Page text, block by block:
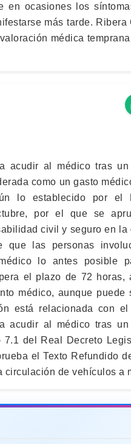
en ocasiones los
más tarde. Ribera
médica
acudir al médico tras
como un gasto
lo establecido por el
por el que se
civil y seguro en
que las personas
lo antes posible
el plazo de 72 horas,
médico, aunque puede
está relacionada con
acudir al médico tras un
del Real Decreto
el Texto Refundido
de vehículos a